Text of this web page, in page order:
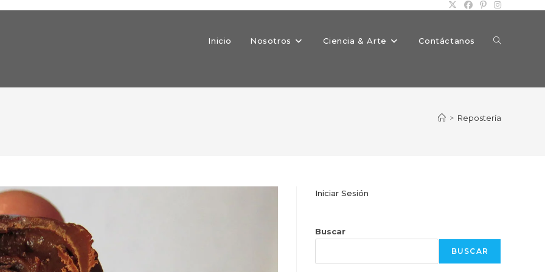
Inicio Nosotros Ciencia & Arte Contáctanos Alternar
> Repostería
Iniciar Sesión
Buscar
BUSCAR